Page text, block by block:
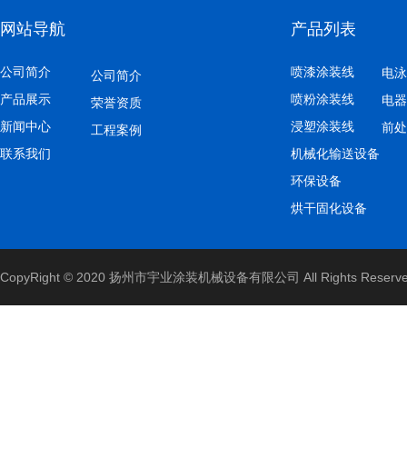
网站导航
公司简介
产品展示
新闻中心
联系我们
公司简介
荣誉资质
工程案例
产品列表
喷漆涂装线
喷粉涂装线
浸塑涂装线
机械化输送设备
环保设备
烘干固化设备
电
电
前
CopyRight © 2020 扬州市宇业涂装机械设备有限公司 All Rights